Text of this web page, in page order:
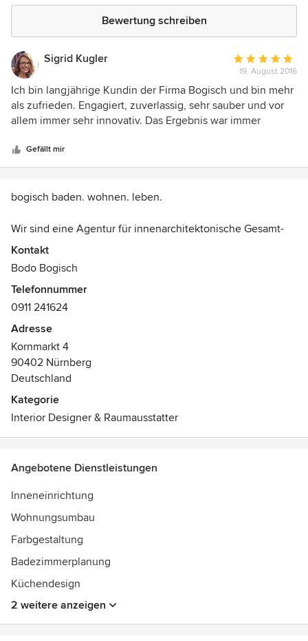
Bewertung schreiben
Sigrid Kugler
Bewertung:
5
von
5
19. August 2016
Ich bin langjährige Kundin der Firma Bogisch und bin mehr
als zufrieden. Engagiert, zuverlassig, sehr sauber und vor
allem immer sehr innovativ. Das Ergebnis war immer
Gefällt mir
bogisch baden. wohnen. leben.
Wir sind eine Agentur für innenarchitektonische Gesamt-
Projektierung
und Realisierung privater und gewerblicher Lebens- und
Arbeitsräume.
Kontakt
Bodo Bogisch
Telefonnummer
0911 241624
Adresse
Kornmarkt 4
90402 Nürnberg
Deutschland
Kategorie
Interior Designer & Raumausstatter
Angebotene Dienstleistungen
Inneneinrichtung
Wohnungsumbau
Farbgestaltung
Badezimmerplanung
Küchendesign
2 weitere anzeigen